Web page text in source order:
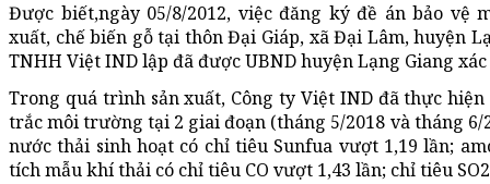
Được biết,ngày 05/8/2012, việc đăng ký đề án bảo vệ
xuất, chế biến gỗ tại thôn Đại Giáp, xã Đại Lâm, huyện
TNHH Việt IND lập đã được UBND huyện Lạng Giang
Trong quá trình sản xuất, Công ty Việt IND đã thực
trắc môi trường tại 2 giai đoạn (tháng 5/2018 và tháng
nước thải sinh hoạt có chỉ tiêu Sunfua vượt 1,19 lần;
tích mẫu khí thải có chỉ tiêu CO vượt 1,43 lần; chỉ tiêu